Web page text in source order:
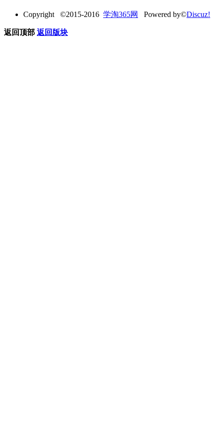
Copyright ©2015-2016 学淘365网 Powered by©Discuz!
返回顶部 返回版块